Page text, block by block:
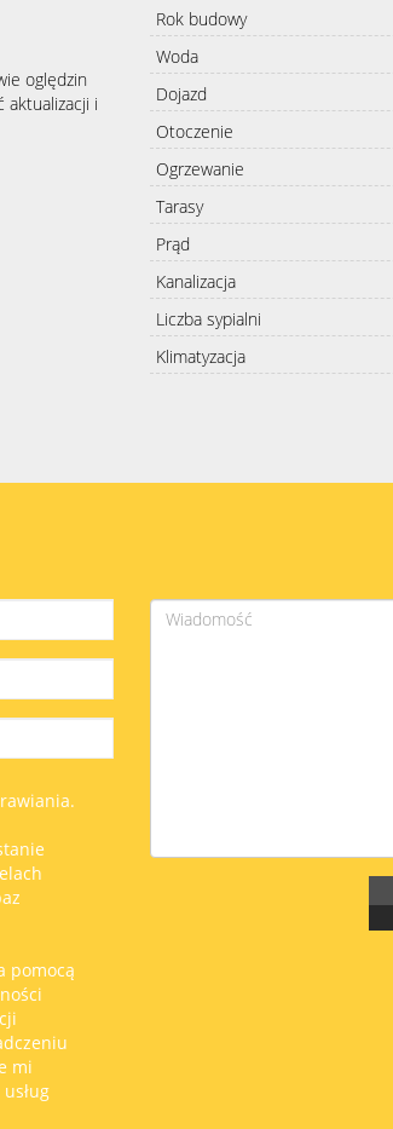
oględzin
aktualizacji i
Rok budowy
Woda
Dojazd
Otoczenie
Ogrzewanie
Tarasy
Prąd
Kanalizacja
Liczba sypialni
Klimatyzacja
pomocą
mi